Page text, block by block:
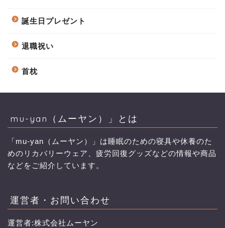
誕生日プレゼント
退職祝い
首枕
mu-yan（ムーヤン）」とは
「mu-yan（ムーヤン）」は睡眠のための寝具や休養のた
めのリカバリーウェア、疲労回復グッズなどの情報や商品
などをご紹介しています。
運営者・お問い合わせ
運営者:株式会社ムーヤン